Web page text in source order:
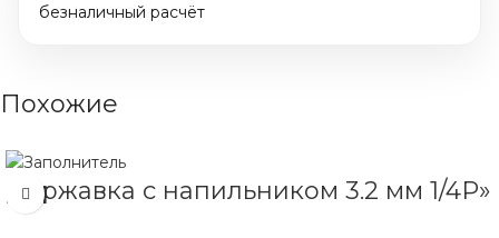
безналичный расчёт
Похожие
Державка с напильником 3.2 мм 1/4P»